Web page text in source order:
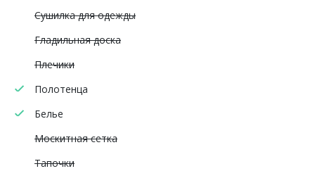
Сушилка для одежды
Гладильная доска
Плечики
Полотенца
Белье
Москитная сетка
Тапочки